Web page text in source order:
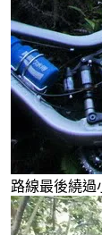
路線最後繞過